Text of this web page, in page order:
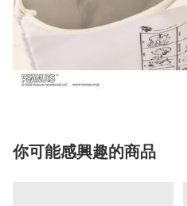
你可能感興趣的商品